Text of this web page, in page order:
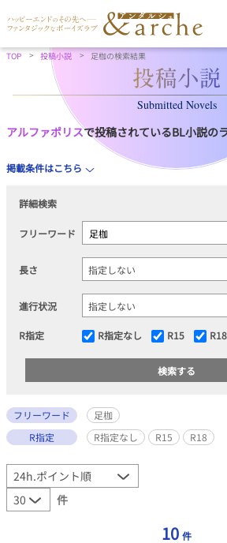
TOP 投稿小説 足枷の検索結果
Submitted Novels
アルファポリスで投稿されているBL小説の
掲載条件はこちら
詳細検索
フリーワード
長さ
進行状況
R指定 R指定なし R15 R18
フリーワード
足枷
R指定
R指定なし R15 R18
件
10 件